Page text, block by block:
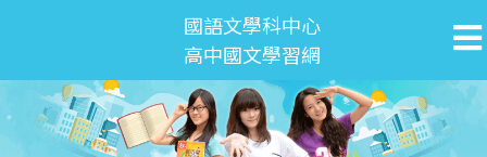
國語文學科中心
高中國文學習網